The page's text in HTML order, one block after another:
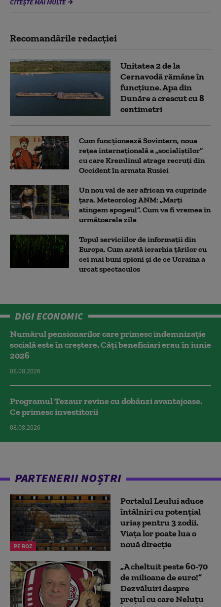
CITEȘTE MAI MULTE
Recomandările redacţiei
Unitatea 2 de la
Cernavodă rămâne în
funcțiune. Apa din
Dunăre a crescut cu 8
centimetri
Cum funcționează Sovintern, noua
rețea internațională a „socialiștilor”
cu care Kremlinul atrage recruți din
Occident în armata Rusiei
Un nou val de aer african va cuprinde
țara. Meteorolog ANM: „Marți
atingem apogeul”. Cum va fi vremea în
următoarele zile
Topul serviciilor de informații din
Europa. Cum arată ierarhia țărilor cu
cei mai buni spioni și de ce Ucraina a
urcat spectaculos
DIGI ECONOMIC
Numărul pensionarilor care primesc indemnizaţie
socială este în creștere. Câți beneficiari erau în iunie
2026
08.08.2026
Programul Tezaur revine cu dobânzi avantajoase.
Ce primesc investitorii
08.08.2026
PARTENERII NOȘTRI
PE ROZ
Portalul Leului aduce
întâlniri cu potențial
uriaș pentru 3 zodii.
Viața lor poate lua o
nouă direcție
„A cheltuit peste 60-70
de milioane de euro!”
Dezvăluiri despre
prețul cu care Neluțu